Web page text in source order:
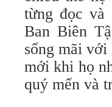
từng đọc và
Ban Biên
sống mãi
mới khi họ
quý mến và